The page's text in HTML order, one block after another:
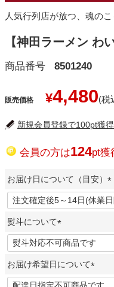
人気行列店が放つ、魂の
【神田ラーメン わ
商品番号 8501240
販売価格 ¥4,480
新規会員登録で100pt獲
会員の方は124pt獲
お届け日について（目安）
(
)
熨斗について
(
必
須
)
お届け希望日について
(